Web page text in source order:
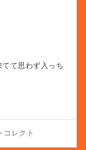
て思わず入っち
コレクト